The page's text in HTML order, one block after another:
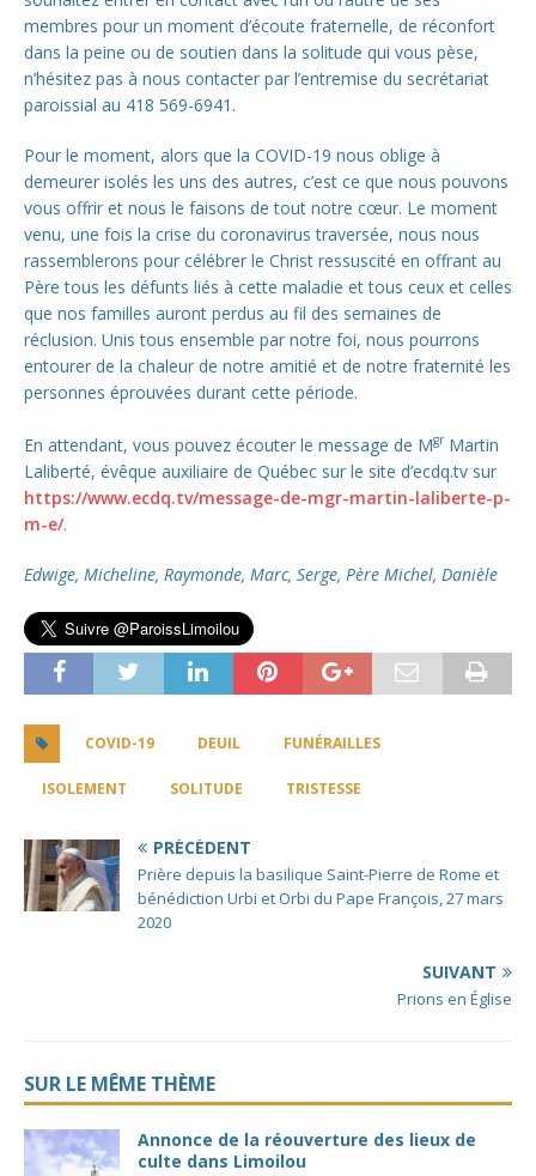
membres pour un moment d’écoute fraternelle, de réconfort
dans la peine ou de soutien dans la solitude qui vous pèse,
n’hésitez pas à nous contacter par l’entremise du secrétariat
paroissial au 418 569-6941.
Pour le moment, alors que la COVID-19 nous oblige à
demeurer isolés les uns des autres, c’est ce que nous pouvons
vous offrir et nous le faisons de tout notre cœur. Le moment
venu, une fois la crise du coronavirus traversée, nous nous
rassemblerons pour célébrer le Christ ressuscité en offrant au
Père tous les défunts liés à cette maladie et tous ceux et celles
que nos familles auront perdus au fil des semaines de
réclusion. Unis tous ensemble par notre foi, nous pourrons
entourer de la chaleur de notre amitié et de notre fraternité les
personnes éprouvées durant cette période.
En attendant, vous pouvez écouter le message de Mgr Martin
Laliberté, évêque auxiliaire de Québec sur le site d’ecdq.tv sur
https://www.ecdq.tv/message-de-mgr-martin-laliberte-p-
m-e/.
Edwige, Micheline, Raymonde, Marc, Serge, Père Michel, Danièle
COVID-19 DEUIL FUNÉRAILLES
ISOLEMENT SOLITUDE TRISTESSE
PRÉCÉDENT
Prière depuis la basilique Saint-Pierre de Rome et
bénédiction Urbi et Orbi du Pape François, 27 mars
2020
SUIVANT
Prions en Église
SUR LE MÊME THÈME
Annonce de la réouverture des lieux de
culte dans Limoilou